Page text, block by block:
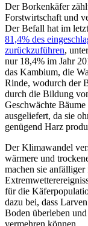
Der Borkenkäfer
Forstwirtschaft und
Der Befall hat im
81,4% des
zurückzuführen,
nur 18,4% im Jahr
das Kambium, die
Rinde, wodurch der
durch die Bildung
Geschwächte
ausgeliefert, da sie
genügend Harz
Der Klimawandel
wärmere und
machen sie
für die
dazu bei, dass
Boden überleben
vermehren können.